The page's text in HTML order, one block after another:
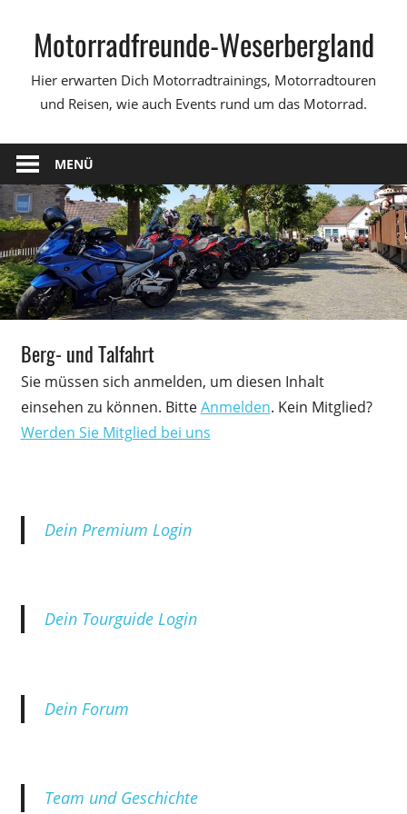
springenMotorradfreunde-Weserbergland
Hier erwarten Dich Motorradtrainings, Motorradtouren
und Reisen, wie auch Events rund um das Motorrad.
MENÜ
Berg- und Talfahrt
Sie müssen sich anmelden, um diesen Inhalt
einsehen zu können. BitteAnmelden. Kein Mitglied?
Werden Sie Mitglied bei uns
Dein Premium Login
Dein Tourguide Login
Dein Forum
Team und Geschichte